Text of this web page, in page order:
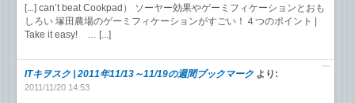
[...] can’t beat Cookpad） ソーヤー効果やゲーミフィケーションとおも
しろい 塚田農場のゲーミフィケーションがすごい！４つのポイント |
Take it easy! … [...]
ITキヲスク | 2011年11/13～11/19の週間ブックマーク より:
2011/11/20 14:53